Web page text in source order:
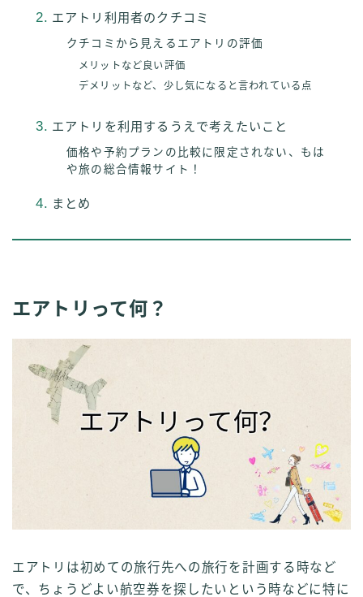
エアトリ利用者のクチコミ
クチコミから見えるエアトリの評価
メリットなど良い評価
デメリットなど、少し気になると言われている点
エアトリを利用するうえで考えたいこと
価格や予約プランの比較に限定されない、もは
や旅の総合情報サイト！
まとめ
エアトリって何？
エアトリは初めての旅行先への旅行を計画する時など
で、ちょうどよい航空券を探したいという時などに特に